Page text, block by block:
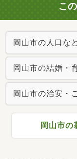
こ
岡山市の人口な
岡山市の結婚・
岡山市の治安・
岡山市の